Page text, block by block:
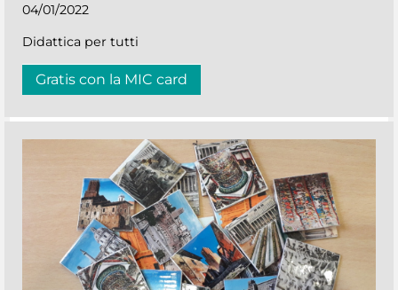
04/01/2022
Didattica per tutti
Gratis con la MIC card